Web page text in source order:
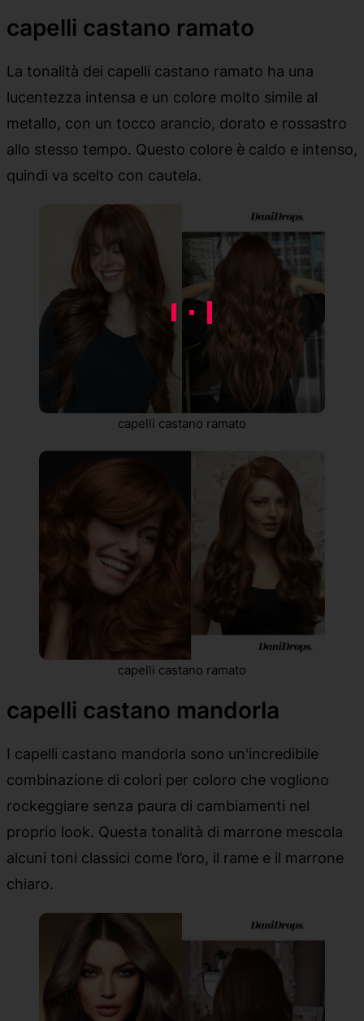
capelli castano ramato
La tonalità dei capelli castano ramato ha una
lucentezza intensa e un colore molto simile al
metallo, con un tocco arancio, dorato e rossastro
allo stesso tempo. Questo colore è caldo e intenso,
quindi va scelto con cautela.
capelli castano ramato
capelli castano ramato
capelli castano mandorla
I capelli castano mandorla sono un'incredibile
combinazione di colori per coloro che vogliono
rockeggiare senza paura di cambiamenti nel
proprio look. Questa tonalità di marrone mescola
alcuni toni classici come l’oro, il rame e il marrone
chiaro.